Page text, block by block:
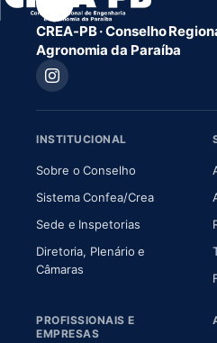
CREA-PB · Conselho
Agronomia da Paraíba
INSTITUCIONAL
Sobre o Conselho(abre em
Sistema Confea/Crea(abre em
Sede e Inspetorias
Diretoria, Plenário e
Câmaras(abre em nova aba)
PROFISSIONAIS E
EMPRESAS